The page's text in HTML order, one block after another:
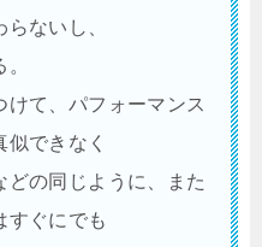
ないし、
けて、パフォーマンス
できなく
どの同じように、また
すぐにでも